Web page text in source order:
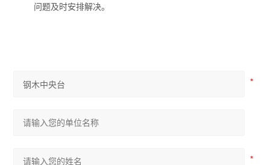
问题及时安排解决。